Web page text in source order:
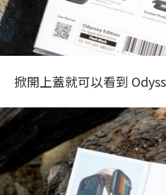
掀開上蓋就可以看到